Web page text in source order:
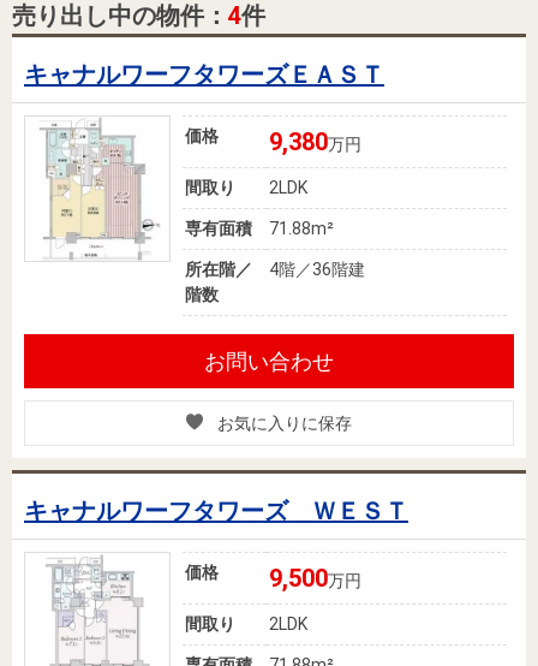
売り出し中の物件： 4件
キャナルワーフタワーズＥＡＳＴ
価格 9,380万円
間取り 2LDK
専有面積 71.88m²
所在階／
階数
4階／36階建
お問い合わせ
お気に入りに保存
キャナルワーフタワーズ ＷＥＳＴ
価格 9,500万円
間取り 2LDK